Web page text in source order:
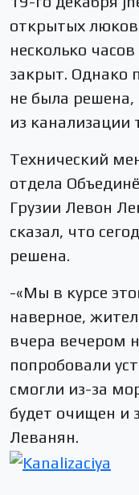
открытых люков
несколько
закрыт. Однако
не была решена,
из канализации
Технический
отдела
Грузии Левон
сказал, что
решена.
-«Мы в курсе
наверное,
вчера вечером
попробовали
смогли из-за
будет очищен и
Леванян.